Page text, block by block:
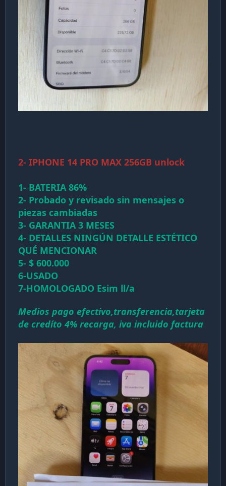
2- IPHONE 14 PRO MAX 256GB unlock
1- BATERIA 86%
2- Probado y revisado sin mensajes o
piezas cambiadas
3- GARANTIA 3 MESES
4- DETALLES NINGÚN DETALLE ESTÉTICO
QUÉ MENCIONAR
5- $ 600.000
6-USADO
7-HOMOLOGADO Esim ll/a
Medios pago efectivo,transferencia,tarjeta
de credíto 4% recarga, iva incluido factura